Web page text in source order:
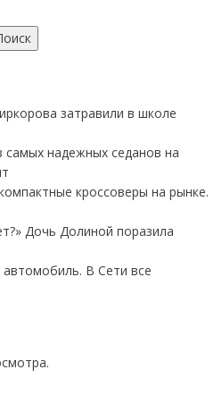
затравили в школе
самых надежных седанов на
кроссоверы на рынке.
Дочь Долиной поразила
автомобиль. В Сети все